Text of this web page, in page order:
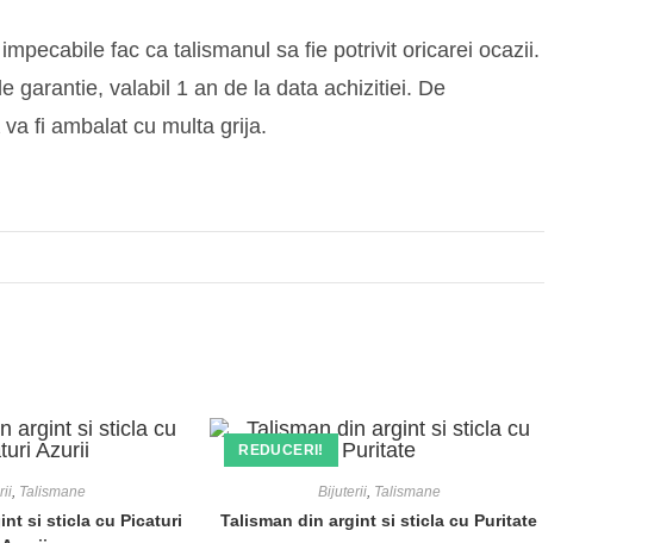
fac ca talismanul sa fie potrivit oricarei ocazii.
garantie, valabil 1 an de la data achizitiei. De
va fi ambalat cu multa grija.
, Talismane
si sticla cu Picaturi
REDUCERI!
Bijuterii, Talismane
Talisman din argint si sticla cu Puritate